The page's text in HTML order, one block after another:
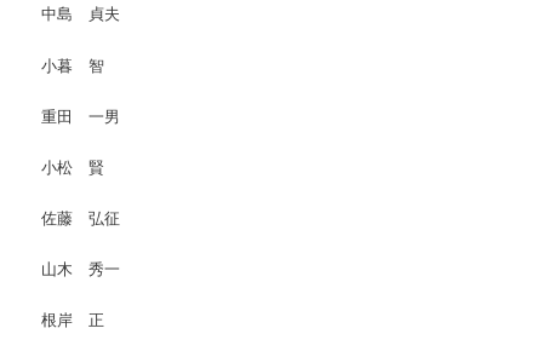
中島 貞夫
小暮 智
重田 一男
小松 賢
佐藤 弘征
山木 秀一
根岸 正